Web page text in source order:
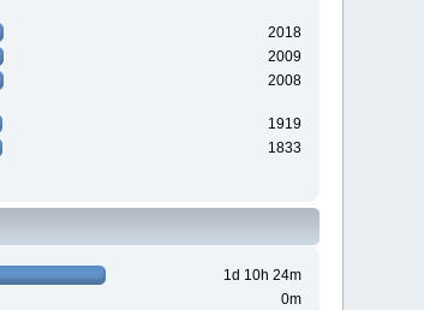
2018
2009
2008
1919
1833
1d 10h 24m
0m